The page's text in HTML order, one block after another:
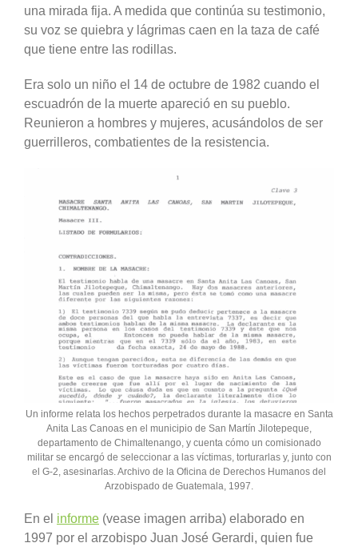
una mirada fija. A medida que continúa su testimonio,
su voz se quiebra y lágrimas caen en la taza de café
que tiene entre las rodillas.
Era solo un niño el 14 de octubre de 1982 cuando el
escuadrón de la muerte apareció en su pueblo.
Reunieron a hombres y mujeres, acusándolos de ser
guerrilleros, combatientes de la resistencia.
Un informe relata los hechos perpetrados durante la masacre en Santa
Anita Las Canoas en el municipio de San Martín Jilotepeque,
departamento de Chimaltenango, y cuenta cómo un comisionado
militar se encargó de seleccionar a las víctimas, torturarlas y, junto con
el G-2, asesinarlas. Archivo de la Oficina de Derechos Humanos del
Arzobispado de Guatemala, 1997.
En el informe(vease imagen arriba) elaborado en
1997 por el arzobispo Juan José Gerardi, quien fue